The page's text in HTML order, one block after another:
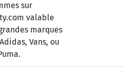
sur
valable
marques
Vans, ou